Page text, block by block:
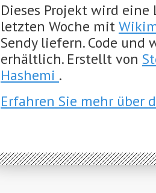
Dieses Projekt wird
letzten Woche mit
Sendy liefern. Code
erhältlich. Erstellt von
Hashemi .
Erfahren Sie mehr über